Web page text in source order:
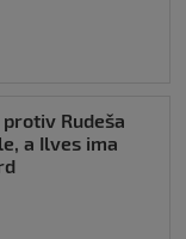
Rudeša
a Ilves ima